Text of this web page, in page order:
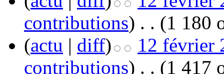
contributions) . . (1 180
(actu | diff)
12 février
contributions) . . (1 417